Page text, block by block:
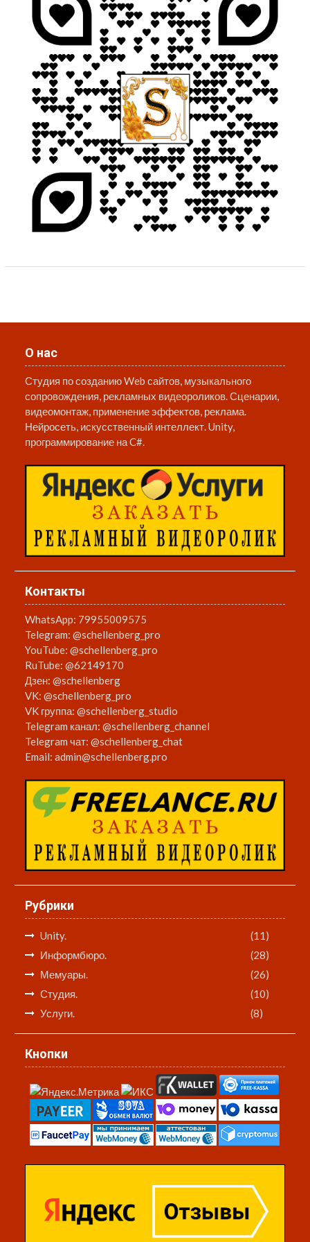
О нас
Студия по созданию Web сайтов, музыкального
сопровождения, рекламных видеороликов. Сценарии,
видеомонтаж, применение эффектов, реклама.
Нейросеть, искусственный интеллект. Unity,
программирование на C#.
Контакты
WhatsApp: 79955009575
Telegram:@schellenberg_pro
YouTube:@schellenberg_pro
RuTube:@62149170
Дзен:@schellenberg
VK:@schellenberg_pro
VK группа:@schellenberg_studio
Telegram канал:@schellenberg_channel
Telegram чат:@schellenberg_chat
Email:admin@schellenberg.pro
Рубрики
Unity.
(11)
Информбюро.
(28)
Мемуары.
(26)
Студия.
(10)
Услуги.
(8)
Кнопки